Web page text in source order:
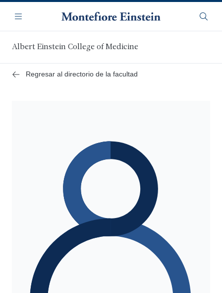
contenido
principal
Navegación
Menú
Albert Einstein College of Medicine
Regresar al directorio de la facultad